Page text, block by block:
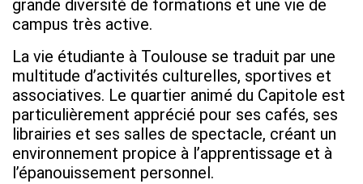
grande diversité de formations et une vie de
campus très active.
La vie étudiante à Toulouse se traduit par une
multitude d’activités culturelles, sportives et
associatives. Le quartier animé du Capitole est
particulièrement apprécié pour ses cafés, ses
librairies et ses salles de spectacle, créant un
environnement propice à l’apprentissage et à
l’épanouissement personnel.